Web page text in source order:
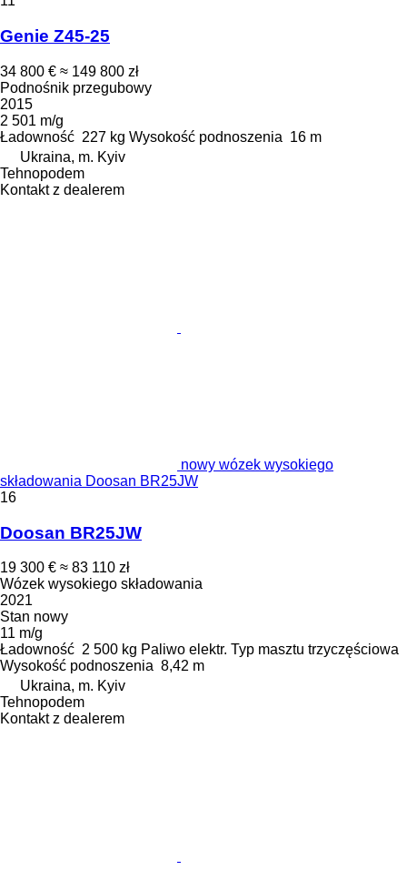
Genie Z45-25
34 800 € ≈ 149 800 zł
Podnośnik przegubowy
2015
2 501 m/g
Ładowność 227 kg Wysokość podnoszenia 16 m
Ukraina, m. Kyiv
Tehnopodem
Kontakt z dealerem
nowy wózek wysokiego
składowania Doosan BR25JW
16
Doosan BR25JW
19 300 € ≈ 83 110 zł
Wózek wysokiego składowania
2021
Stan nowy
11 m/g
Ładowność 2 500 kg Paliwo elektr. Typ masztu trzyczęściowa
Wysokość podnoszenia 8,42 m
Ukraina, m. Kyiv
Tehnopodem
Kontakt z dealerem